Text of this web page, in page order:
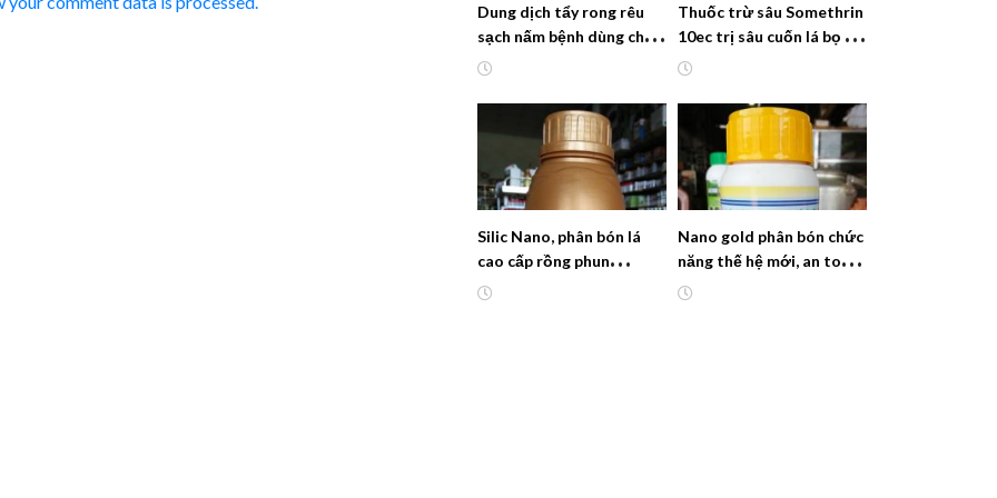
Dung dịch tẩy rong rêu
sạch nấm bệnh dùng cho
cây ăn trái và các loại cây
Thuốc trừ sâu Somethrin
10ec trị sâu cuốn lá bọ xít
lưới bọ xít điều
Silic Nano, phân bón lá
cao cấp rồng phun
MagieSilic
Nano gold phân bón chức
năng thế hệ mới, an toàn
thân thiện với môi